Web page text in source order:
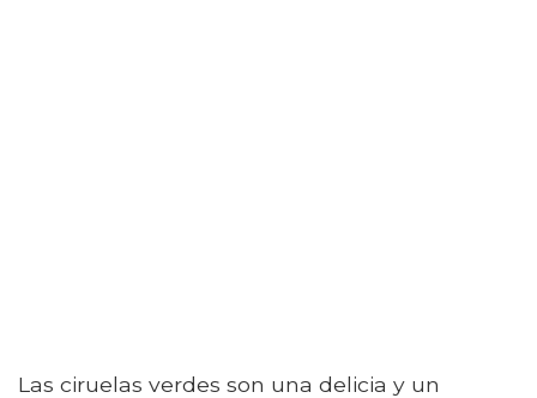
Las ciruelas verdes son una delicia y un